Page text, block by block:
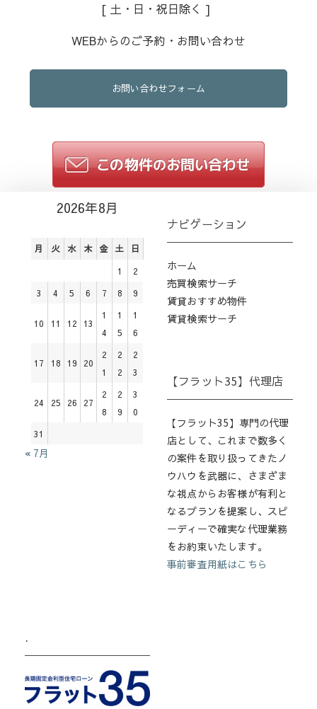
[ 土・日・祝日除く ]
WEBからのご予約・お問い合わせ
お問い合わせフォーム
2026年8月
月 火 水 木 金 土 日
1
2
3
4 5 6 7 8 9
10 11 12 13
1
4
1
5
1
6
17 18 19 20
2
1
2
2
2
3
24 25 26 27
2
8
2
9
3
0
31
« 7月
ナビゲーション
ホーム
売買検索サーチ
賃貸おすすめ物件
賃貸検索サーチ
【フラット35】代理店
【フラット35】専門の代理
店として、これまで数多く
の案件を取り扱ってきたノ
ウハウを武器に、さまざま
な視点からお客様が有利と
なるプランを提案し、スピ
ーディーで確実な代理業務
をお約束いたします。
事前審査用紙はこちら
.